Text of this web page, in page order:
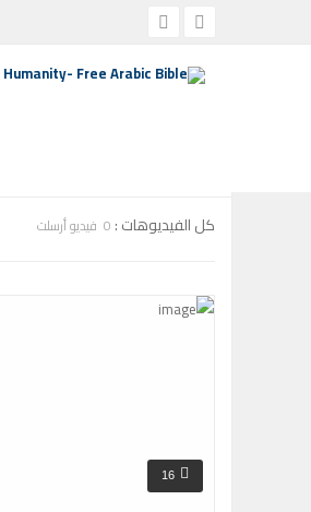
الصفحة الرئيسية ترانيم كنيسة
كل الفيديوهات : 0 فيديو أرسلت
16